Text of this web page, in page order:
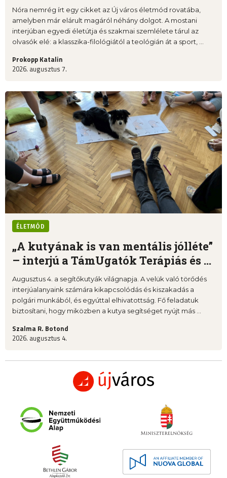
Nóra nemrég írt egy cikket az Új város életmód rovatába,
amelyben már elárult magáról néhány dolgot. A mostani
interjúban egyedi életútja és szakmai szemlélete tárul az
olvasók elé: a klasszika-filológiától a teológián át a sport, ...
Prokopp Katalin
2026. augusztus 7.
ÉLETMÓD
„A kutyának is van mentális jólléte”
– interjú a TámUgatók Terápiás és ...
Augusztus 4. a segítőkutyák világnapja. A velük való törődés
interjúalanyaink számára kikapcsolódás és kiszakadás a
polgári munkából, és egyúttal elhivatottság. Fő feladatuk
biztosítani, hogy miközben a kutya segítséget nyújt más ...
Szalma R. Botond
2026. augusztus 4.